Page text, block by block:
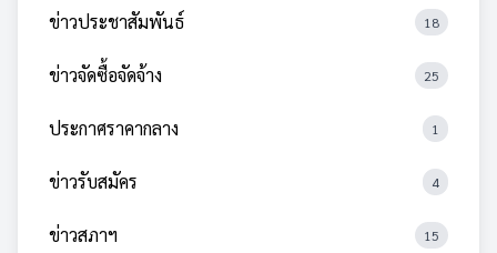
ข่าวประชาสัมพันธ์ 18
ข่าวจัดซื้อจัดจ้าง 25
ประกาศราคากลาง 1
ข่าวรับสมัคร 4
ข่าวสภาฯ 15